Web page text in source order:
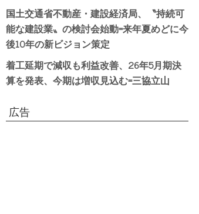
国土交通省不動産・建設経済局、〝持続可
能な建設業〟の検討会始動=来年夏めどに今
後10年の新ビジョン策定
着工延期で減収も利益改善、26年5月期決
算を発表、今期は増収見込む=三協立山
広告